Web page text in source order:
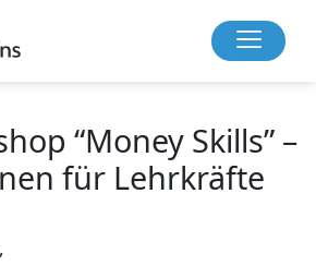
“Money Skills” –
für Lehrkräfte